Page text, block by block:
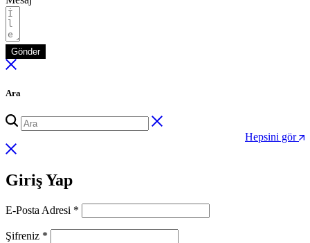
Gönder
Ara
Hepsini gör
Giriş Yap
E-Posta Adresi *
Şifreniz *